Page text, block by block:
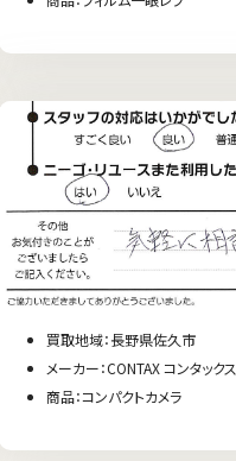
買取地域：長野県佐久市
メーカー：CONTAX コンタックス
商品：コンパクトカメラ